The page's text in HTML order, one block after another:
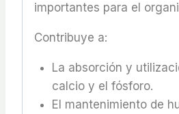
importantes para el
Contribuye a:
La absorción y
calcio y el fósforo.
El mantenimiento de